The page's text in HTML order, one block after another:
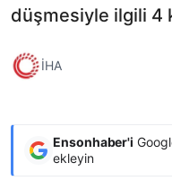
düşmesiyle ilgili 4
İHA
Ensonhaber'i
ekleyin